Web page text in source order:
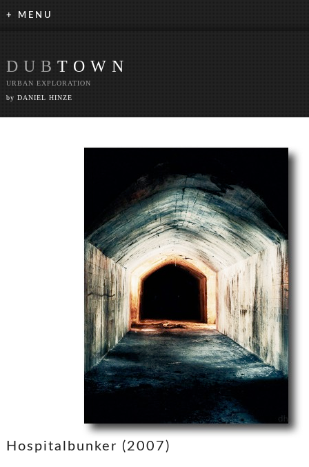
+ MENU
DUB TOWN
URBAN EXPLORATION
by DANIEL HINZE
Hospitalbunker (2007)